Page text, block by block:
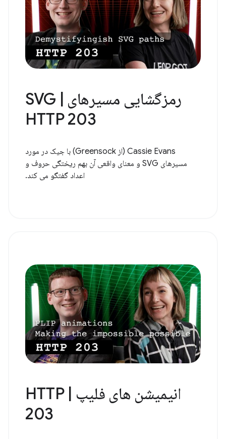
رمزگشایی مسیرهای SVG |
HTTP 203
Cassie Evans (از Greensock) با جیک در مورد
مسیرهای SVG و معنای واقعی آن بهم ریختگی حروف و
اعداد گفتگو می کند.
انیمیشن های فلیپ | HTTP
203